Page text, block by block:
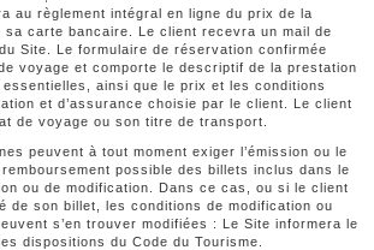
au règlement intégral en ligne du prix de la
sa carte bancaire. Le client recevra un mail de
Site. Le formulaire de réservation confirmée
voyage et comporte le descriptif de la prestation
ainsi que le prix et les conditions
et d’assurance choisie par le client. Le client
de voyage ou son titre de transport.
peuvent à tout moment exiger l’émission ou le
possible des billets inclus dans le
ou de modification. Dans ce cas, ou si le client
de son billet, les conditions de modification ou
s’en trouver modifiées : Le Site informera le
dispositions du Code du Tourisme.